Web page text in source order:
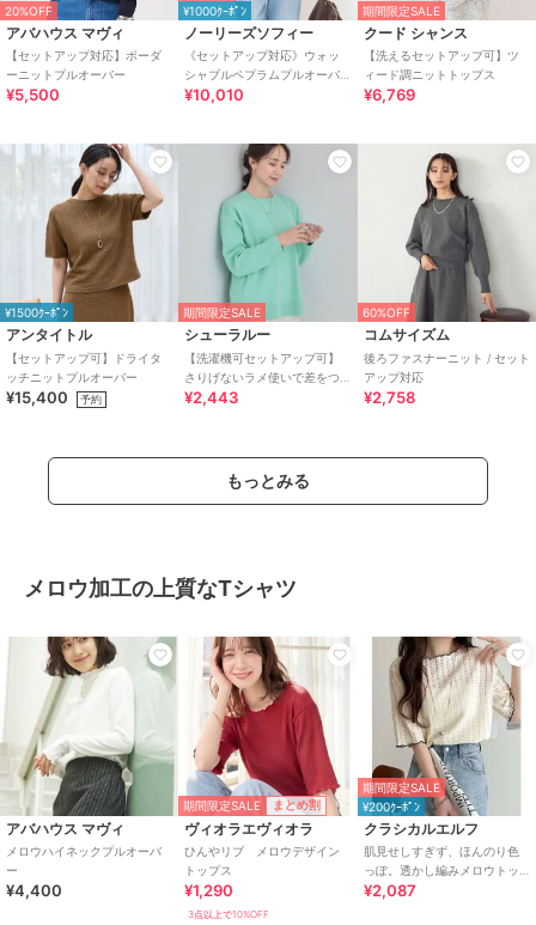
20%OFF
アバハウス マヴィ
【セットアップ対応】ボーダ
ーニットプルオーバー
¥5,500
¥1000ｸｰﾎﾟﾝ
ノーリーズソフィー
《セットアップ対応》ウォッ
シャブルペプラムプルオーバ
ー
¥10,010
期間限定SALE
クード シャンス
【洗えるセットアップ可】ツ
ィード調ニットトップス
¥6,769
¥1500ｸｰﾎﾟﾝ
アンタイトル
【セットアップ可】ドライタ
ッチニットプルオーバー
¥15,400 予約
期間限定SALE
シューラルー
【洗濯機可セットアップ可】
さりげないラメ使いで差をつ
ける クルーネックニット
¥2,443
60%OFF
コムサイズム
後ろファスナーニット / セット
アップ対応
¥2,758
もっとみる
メロウ加工の上質なTシャツ
アバハウス マヴィ
メロウハイネックプルオーバ
ー
¥4,400
期間限定SALE まとめ割
ヴィオラエヴィオラ
ひんやリブ メロウデザイン
トップス
¥1,290
3点以上で10%OFF
期間限定SALE
¥200ｸｰﾎﾟﾝ
クラシカルエルフ
肌見せしすぎず、ほんのり色
っぽ。透かし編みメロウトッ
プスカットソー（半袖）
¥2,087